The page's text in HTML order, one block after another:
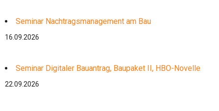
Seminar Nachtragsmanagement am Bau
16.09.2026
Seminar Digitaler Bauantrag, Baupaket II, HBO-Novelle
22.09.2026